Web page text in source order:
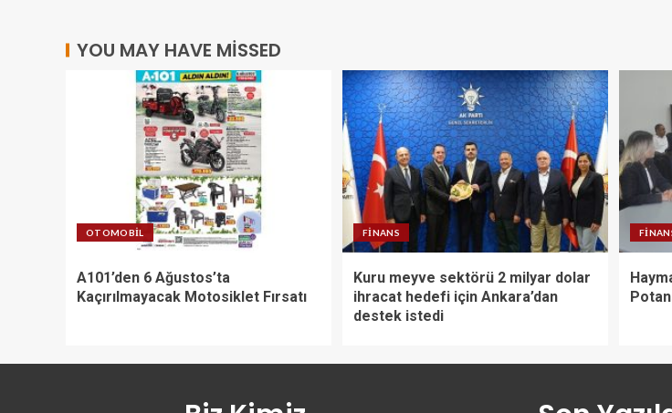
YOU MAY HAVE MISSED
OTOMOBIL
A101’den 6 Ağustos’ta
Kaçırılmayacak Motosiklet Fırsatı
FINANS
Kuru meyve sektörü 2 milyar dolar
ihracat hedefi için Ankara’dan
destek istedi